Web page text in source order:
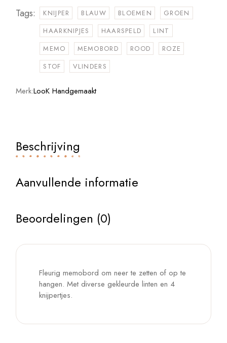
Tags:
KNIJPER BLAUW BLOEMEN
GROEN
HAARKNIPJES
HAARSPELD
LINT
MEMO
MEMOBORD ROOD
ROZE
STOF
VLINDERS
Merk:LooK Handgemaakt
Beschrijving
Aanvullende informatie
Beoordelingen (0)
Fleurig memobord om neer te zetten of op te
hangen. Met diverse gekleurde linten en 4
knijpertjes.